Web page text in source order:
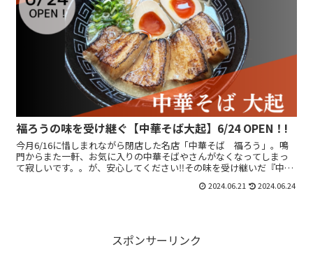
福ろうの味を受け継ぐ【中華そば大起】6/24 OPEN！!
今月6/16に惜しまれながら閉店した名店「中華そば 福ろう」。鳴
門からまた一軒、お気に入りの中華そばやさんがなくなってしまっ
て寂しいです。。が、安心してください‼その味を受け継いだ『中華
2024.06.21 2024.06.24
スポンサーリンク